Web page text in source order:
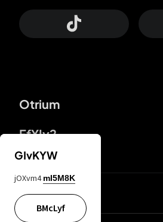
Otrium
FfYIy2
Lj7sBL
GIvKYW
jOXvm4 mI5M8K
BMcLyf